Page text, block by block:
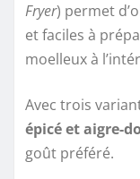
Fryer) permet
et faciles à
moelleux à
Avec trois
épicé et aigre-
goût préféré.